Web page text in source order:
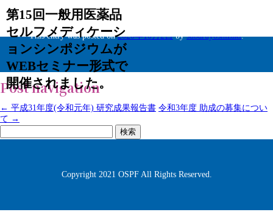
第15回一般用医薬品
セルフメディケーシ
ョンシンポジウムが
WEBセミナー形式で
開催されました。
This entry was posted on2020年10月2日bysubaruyoshizaki.
Post navigation
← 平成31年度(令和元年) 研究成果報告書 令和3年度 助成の募集につい
て →
索:
Copyright 2021 OSPF All Rights Reserved.